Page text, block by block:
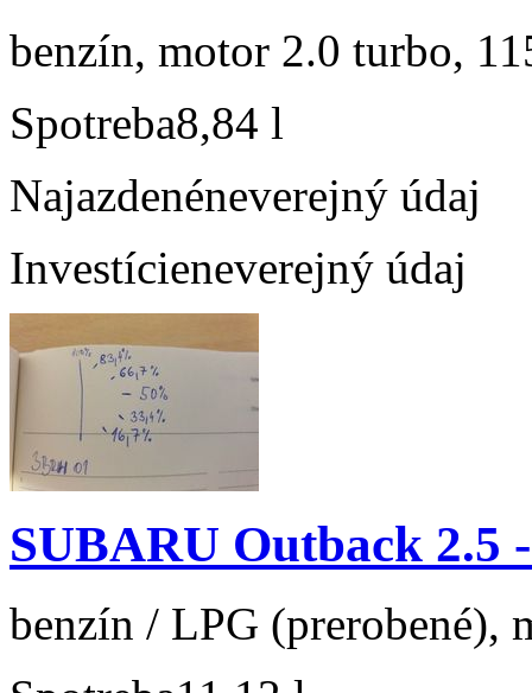
benzín, motor 2.0 turbo,
Spotreba8,84 l
Najazdenéneverejný údaj
Investícieneverejný údaj
SUBARU Outback 2.5
benzín / LPG (prerobené),